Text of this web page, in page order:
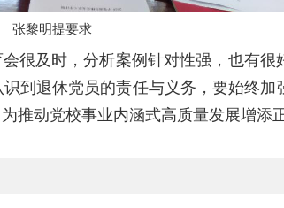
张黎明提要求
很及时，分析案例针对性强，也有
到退休党员的责任与义务，要始终
推动党校事业内涵式高质量发展增添正